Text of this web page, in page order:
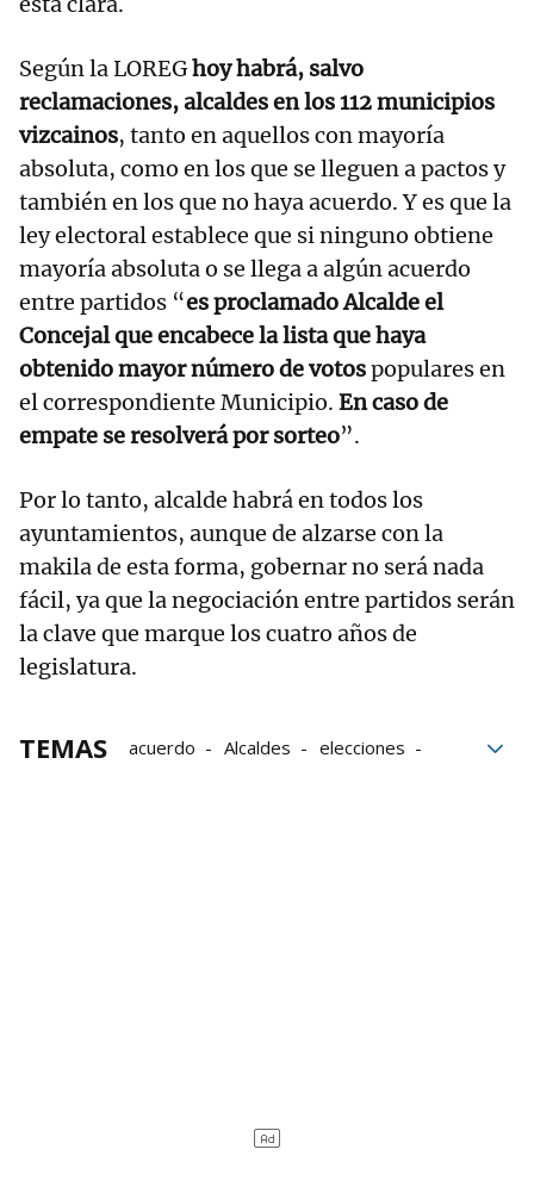
Según la LOREGhoy habrá, salvo
reclamaciones, alcaldes en los 112 municipios
vizcainos, tanto en aquellos con mayoría
absoluta, como en los que se lleguen a pactos y
también en los que no haya acuerdo. Y es que la
ley electoral establece que si ninguno obtiene
mayoría absoluta o se llega a algún acuerdo
entre partidos “es proclamado Alcalde el
Concejal que encabece la lista que haya
obtenido mayor número de votospopulares en
el correspondiente Municipio. En caso de
empate se resolverá por sorteo”.
Por lo tanto, alcalde habrá en todos los
ayuntamientos, aunque de alzarse con la
makila de esta forma, gobernar no será nada
fácil, ya que la negociación entre partidos serán
la clave que marque los cuatro años de
legislatura.
TEMAS acuerdo Alcaldes
elecciones